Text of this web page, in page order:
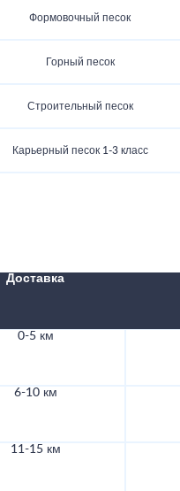
Формовочный песок
Горный песок
Строительный песок
Карьерный песок 1-3 класс
Доставка
0-5 км
6-10 км
11-15 км